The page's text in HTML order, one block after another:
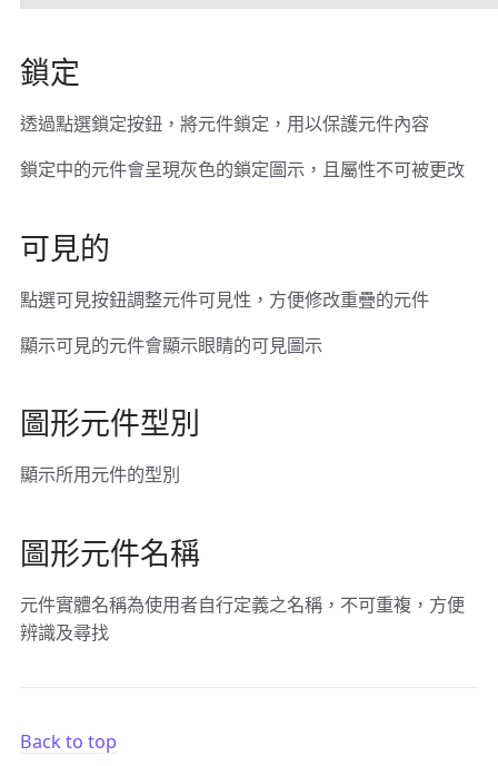
鎖定
透過點選鎖定按鈕，將元件鎖定，用以保護元件內容
鎖定中的元件會呈現灰色的鎖定圖示，且屬性不可被更改
可見的
點選可見按鈕調整元件可見性，方便修改重疊的元件
顯示可見的元件會顯示眼睛的可見圖示
圖形元件型別
顯示所用元件的型別
圖形元件名稱
元件實體名稱為使用者自行定義之名稱，不可重複，方便
辨識及尋找
Back to top